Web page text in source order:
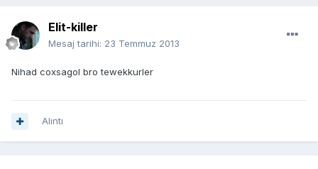
Elit-killer
Mesaj tarihi: 23 Temmuz 2013
Nihad coxsagol bro tewekkurler
Alıntı